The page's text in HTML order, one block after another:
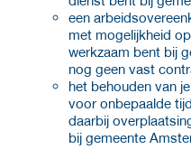
een
met mogelijkheid
werkzaam bent bij
nog geen vast
het behouden van
voor onbepaalde
daarbij
bij gemeente